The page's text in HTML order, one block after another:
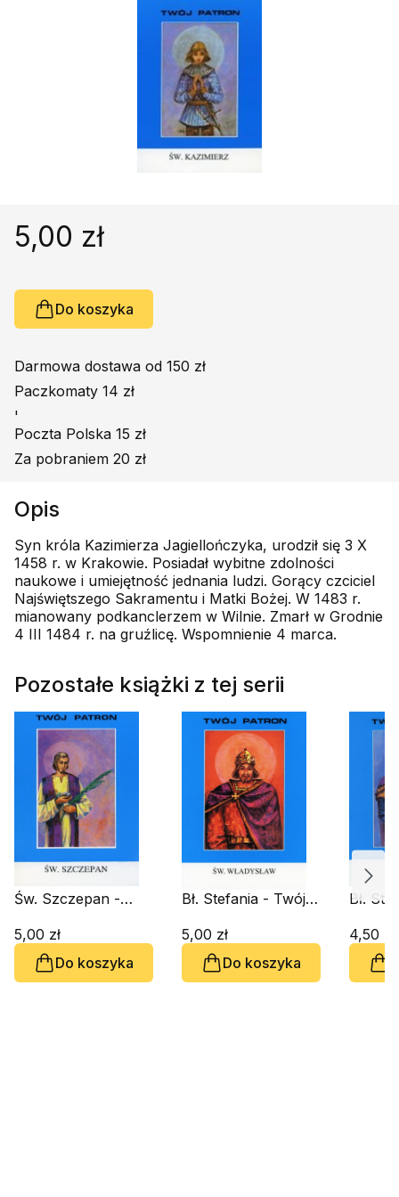
Poradniki, leksykony...
Promocja
5,00 zł
Do koszyka
Darmowa dostawa od 150 zł
Paczkomaty 14 zł
'
Poczta Polska 15 zł
Za pobraniem 20 zł
Opis
Syn króla Kazimierza Jagiellończyka, urodził się 3 X
1458 r. w Krakowie. Posiadał wybitne zdolności
naukowe i umiejętność jednania ludzi. Gorący czciciel
Najświętszego Sakramentu i Matki Bożej. W 1483 r.
mianowany podkanclerzem w Wilnie. Zmarł w Grodnie
4 III 1484 r. na gruźlicę. Wspomnienie 4 marca.
Pozostałe książki z tej serii
Św. Szczepan -
5,00 zł
Do koszyka
Bł. Stefania - Twój
5,00 zł
Do koszyka
Bł.
4,50 zł